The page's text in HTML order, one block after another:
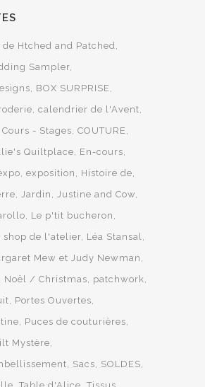
Htched and Patched
Sampler
BOX SURPRISE
calendrier de l'Avent
Cours - Stages COUTURE
Quiltplace
En-cours
exposition
Histoire de
Jardin
Justine and Cow
Le p'tit bucheron
shop de l'atelier
Léa Stansal
Mew et Judy Newman
Noël / Christmas
patchwork
Portes Ouvertes
Puces de couturières
Mystère
Sacs
SOLDES